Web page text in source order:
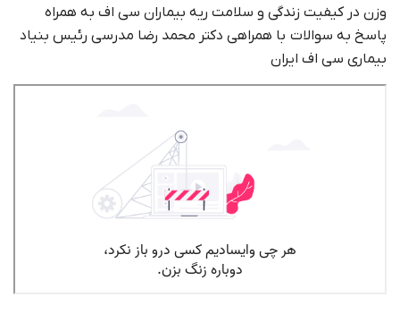
وزن در کیفیت زندگی و سلامت ریه بیماران سی اف به همراه
پاسخ به سوالات با همراهی دکتر محمد رضا مدرسی رئیس بنیاد
بیماری سی اف ایران